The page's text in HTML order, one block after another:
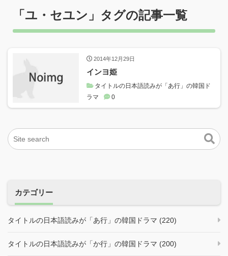
「ユ・セユン 」タグの記事一覧
2014年12月29日
インヨ姫
タイトルの日本語読みが「あ行」の韓国ド
ラマ
0
カテゴリー
タイトルの日本語読みが「あ行」の韓国ドラマ (220)
タイトルの日本語読みが「か行」の韓国ドラマ (200)